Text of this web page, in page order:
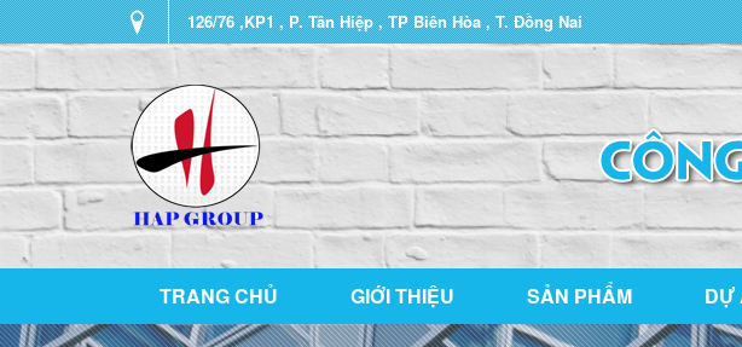
126/76 ,KP1 , P. Tân Hiệp , TP Biên Hòa , T. Đồng Nai
TRANG CHỦ GIỚI THIỆU SẢN PHẨM DỰ